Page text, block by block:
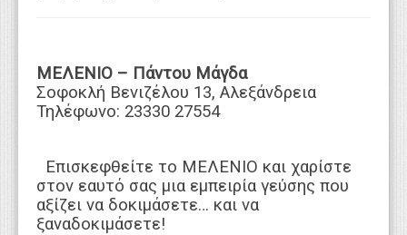
ΜΕΛΕΝΙΟ – Πάντου Μάγδα
Σοφοκλή Βενιζέλου 13, Αλεξάνδρεια
Τηλέφωνο: 23330 27554
Επισκεφθείτε το ΜΕΛΕΝΙΟ και χαρίστε
στον εαυτό σας μια εμπειρία γεύσης που
αξίζει να δοκιμάσετε… και να
ξαναδοκιμάσετε!